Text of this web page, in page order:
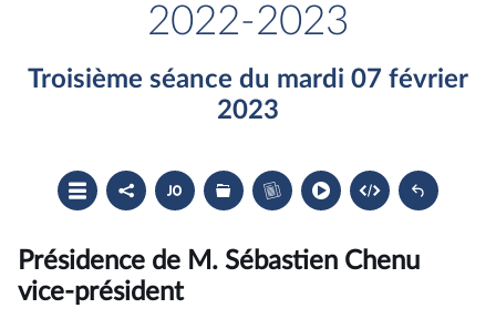
2022-2023
Troisième séance du mardi 07 février
2023
Ouvrir
le
sommaire
Partager
le
compte
Accéder
au
document
du
compte
rendu
Les
dossiers
législatifs
Accéder
au
cahier
Présidence de M. Sébastien Chenu
vice-président